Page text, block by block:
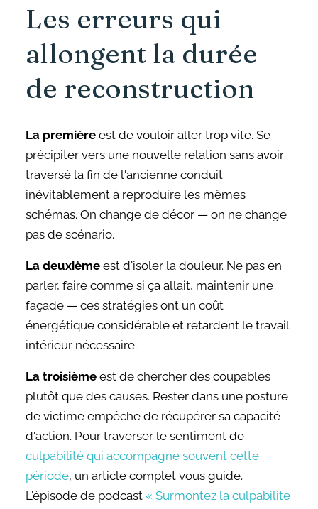
Les erreurs qui
allongent la durée
de reconstruction
La première est de vouloir aller trop vite. Se
précipiter vers une nouvelle relation sans avoir
traversé la fin de l'ancienne conduit
inévitablement à reproduire les mêmes
schémas. On change de décor — on ne change
pas de scénario.
La deuxième est d'isoler la douleur. Ne pas en
parler, faire comme si ça allait, maintenir une
façade — ces stratégies ont un coût
énergétique considérable et retardent le travail
intérieur nécessaire.
La troisième est de chercher des coupables
plutôt que des causes. Rester dans une posture
de victime empêche de récupérer sa capacité
d'action. Pour traverser le sentiment de
culpabilité qui accompagne souvent cette
période, un article complet vous guide.
L'épisode de podcast« Surmontez la culpabilité